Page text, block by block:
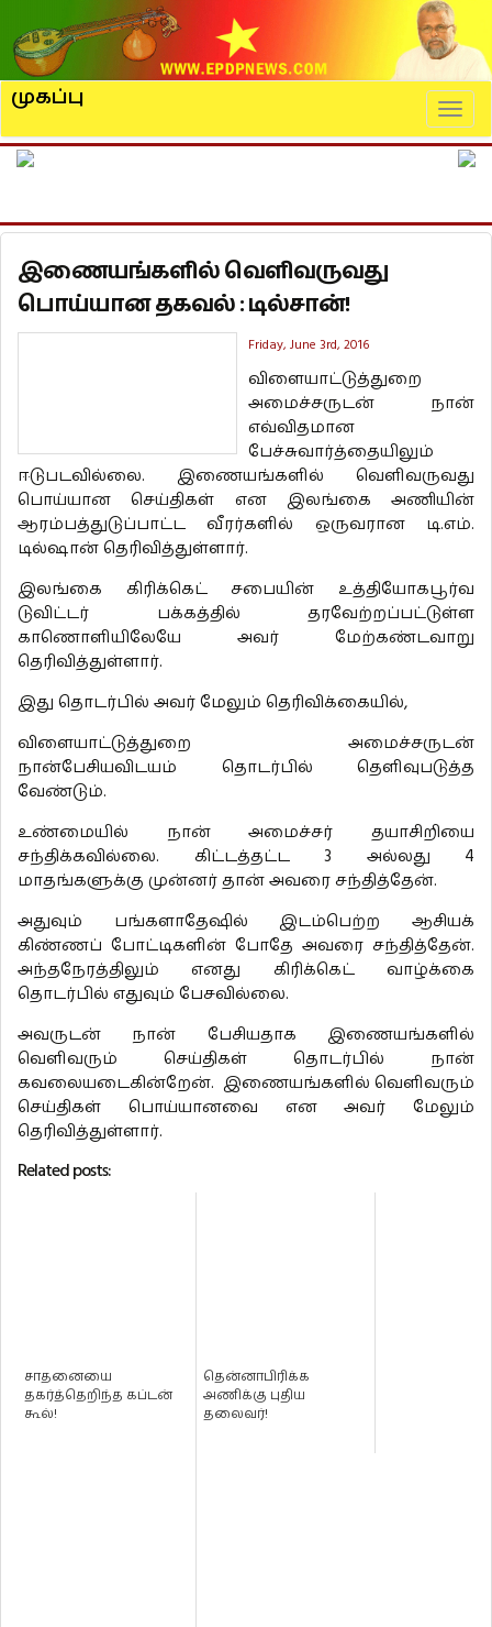
முகப்பு
இணையங்களில் வெளிவருவது
பொய்யான தகவல் : டில்சான்!
Friday, June 3rd, 2016
விளையாட்டுத்துறை
அமைச்சருடன் நான்
எவ்விதமான
பேச்சுவார்த்தையிலும்
ஈடுபடவில்லை. இணையங்களில் வெளிவருவது
பொய்யான செய்திகள் என இலங்கை அணியின்
ஆரம்பத்துடுப்பாட்ட வீரர்களில் ஒருவரான டி.எம்.
டில்ஷான் தெரிவித்துள்ளார்.
இலங்கை கிரிக்கெட் சபையின் உத்தியோகபூர்வ
டுவிட்டர் பக்கத்தில் தரவேற்றப்பட்டுள்ள
காணொளியிலேயே அவர் மேற்கண்டவாறு
தெரிவித்துள்ளார்.
இது தொடர்பில் அவர் மேலும் தெரிவிக்கையில்,
விளையாட்டுத்துறை அமைச்சருடன்
நான்பேசியவிடயம் தொடர்பில் தெளிவுபடுத்த
வேண்டும்.
உண்மையில் நான் அமைச்சர் தயாசிறியை
சந்திக்கவில்லை. கிட்டத்தட்ட 3 அல்லது 4
மாதங்களுக்கு முன்னர் தான் அவரை சந்தித்தேன்.
அதுவும் பங்களாதேஷில் இடம்பெற்ற ஆசியக்
கிண்ணப் போட்டிகளின் போதே அவரை சந்தித்தேன்.
அந்தநேரத்திலும் எனது கிரிக்கெட் வாழ்க்கை
தொடர்பில் எதுவும் பேசவில்லை.
அவருடன் நான் பேசியதாக இணையங்களில்
வெளிவரும் செய்திகள் தொடர்பில் நான்
கவலையடைகின்றேன். இணையங்களில் வெளிவரும்
செய்திகள் பொய்யானவை என அவர் மேலும்
தெரிவித்துள்ளார்.
Related posts:
சாதனையை
தகர்த்தெறிந்த கப்டன்
கூல்!
தென்னாபிரிக்க
அணிக்கு புதிய
தலைவர்!